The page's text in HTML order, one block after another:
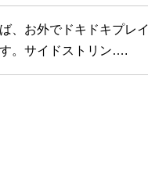
、お外でドキドキプレイ
。サイドストリン….